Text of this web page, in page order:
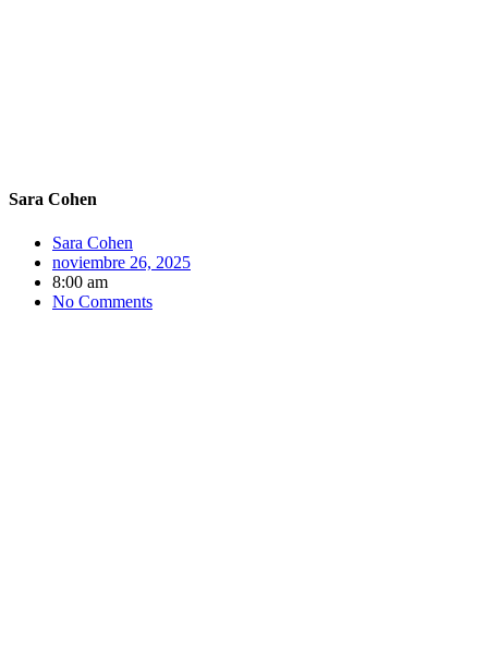
Sara Cohen
Sara Cohen
noviembre 26, 2025
8:00 am
No Comments